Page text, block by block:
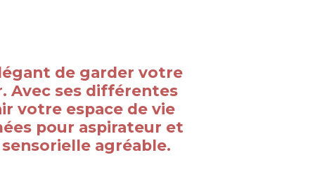
de garder votre
Avec ses différentes
votre espace de vie
pour aspirateur et
agréable.